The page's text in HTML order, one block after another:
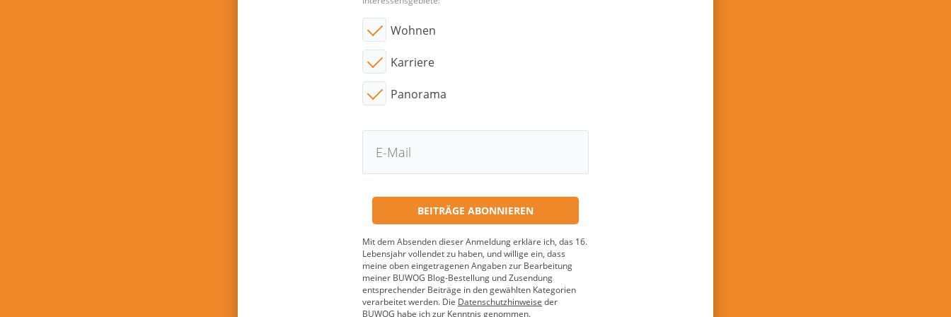
Wohnen
Karriere
Panorama
Mit dem Absenden dieser Anmeldung erkläre ich, das 16.
Lebensjahr vollendet zu haben, und willige ein, dass
meine oben eingetragenen Angaben zur Bearbeitung
meiner BUWOG Blog-Bestellung und Zusendung
entsprechender Beiträge in den gewählten Kategorien
verarbeitet werden. Die Datenschutzhinweise der
BUWOG habe ich zur Kenntnis genommen.